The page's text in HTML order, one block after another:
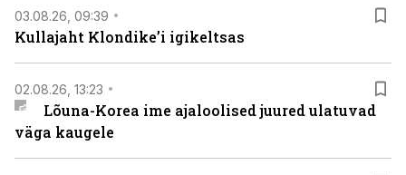
03.08.26, 09:39
Kullajaht Klondike’i igikeltsas
02.08.26, 13:23
Lõuna-Korea ime ajaloolised juured ulatuvad
väga kaugele